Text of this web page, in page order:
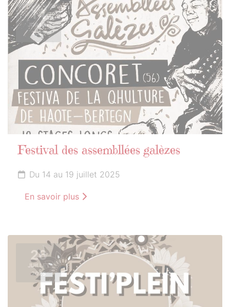
14
JUILLET
2025
Festival des assembllées galèzes
Du 14 au 19 juillet 2025
En savoir plus
26
JUILLET
2025